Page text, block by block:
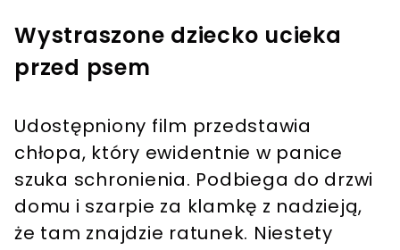
Wystraszone dziecko ucieka
przed psem
Udostępniony film przedstawia
chłopa, który ewidentnie w panice
szuka schronienia. Podbiega do drzwi
domu i szarpie za klamkę z nadzieją,
że tam znajdzie ratunek. Niestety